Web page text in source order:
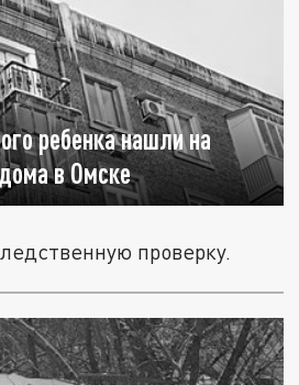
ребенка нашли на
в Омске
проверку.